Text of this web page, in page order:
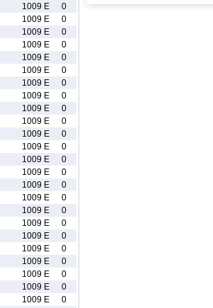
1009 E
0
1009 E
0
1009 E
0
1009 E
0
1009 E
0
1009 E
0
1009 E
0
1009 E
0
1009 E
0
1009 E
0
1009 E
0
1009 E
0
1009 E
0
1009 E
0
1009 E
0
1009 E
0
1009 E
0
1009 E
0
1009 E
0
1009 E
0
1009 E
0
1009 E
0
1009 E
0
1009 E
0